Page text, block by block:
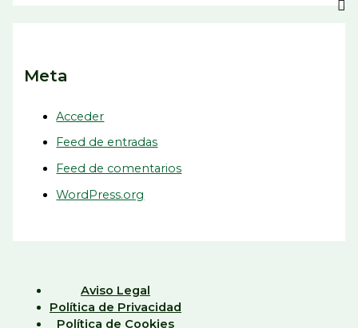
Meta
Acceder
Feed de entradas
Feed de comentarios
WordPress.org
Aviso Legal
Política de Privacidad
Política de Cookies